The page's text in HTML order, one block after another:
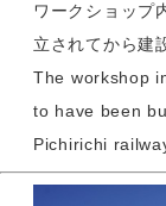
ワークショップ
立されてから建
The workshop
to have been
Pichirichi